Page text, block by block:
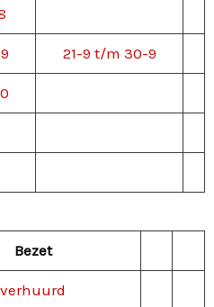
21-9 t/m 30-9
Bezet
verhuurd